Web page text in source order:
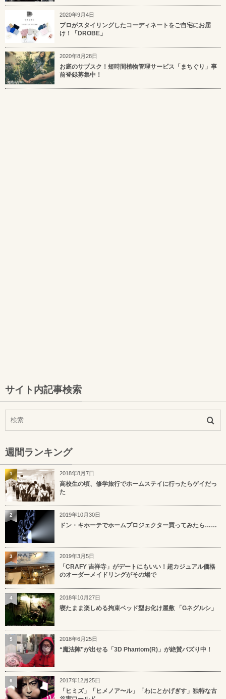
2020年9月4日
プロがスタイリングしたコーディネートをご自宅にお届
け！「DROBE」
2020年8月28日
お庭のサブスク！短時間植物管理サービス「まちぐり」事
前登録募集中！
サイト内記事検索
週間ランキング
2018年8月7日
高校生の頃、修学旅行でホームステイに行ったらゲイだっ
た
1
2019年10月30日
ドン・キホーテでホームプロジェクター買ってみたら……
2
2019年3月5日
「CRAFY 吉祥寺」がデートにもいい！超カジュアル価格
のオーダーメイドリングがその場で
3
2018年10月27日
寝たまま楽しめる拘束ベッド型お化け屋敷 「Gネグルシ」
4
2018年6月25日
“魔法陣”が出せる「3D Phantom(R)」が絶賛バズり中！
5
2017年12月25日
「ヒミズ」「ヒメノア〜ル」「わにとかげぎす」独特な古
6